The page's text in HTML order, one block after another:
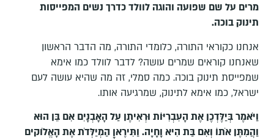
מרים על שם שפועה והוגה לוולד כדרך נשים המפייסות
תינוק בוכה.
אנחנו כקוראי התורה, כלומדי התורה, מה הדבר הראשון
שאנחנו קוראים שמרים עושה? לדבר לוולד כמו אימא
שמפייסת תינוק בוכה. כמה סמלי, זה מה שהיא עושה לעם
ישראל, כמו אימא לתינוק, שמרגיעה אותו.
וַיֹּאמֶר בְּיַלֶּדְכֶן אֶת הָעִבְרִיּוֹת וּרְאִיתֶן עַל הָאָבְנָיִם אִם בֵּן הוּא
וַהֲמִתֶּן אֹתוֹ וְאִם בַּת הִיא וָחָיָה. וַתִּירֶאןָ הַמְיַלְּדֹת אֶת הָאֱלֹוקים